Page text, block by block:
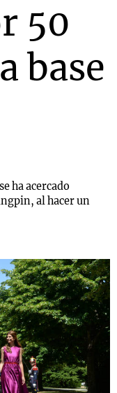
50
base
ha acercado
al hacer un